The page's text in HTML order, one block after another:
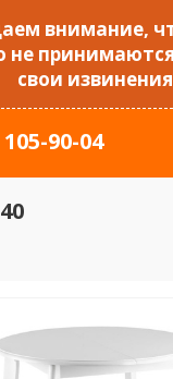
внимание,
не
свои
90-04